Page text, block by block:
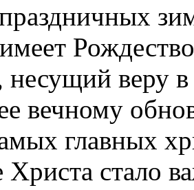
несущий веру
вечному
главных
стало